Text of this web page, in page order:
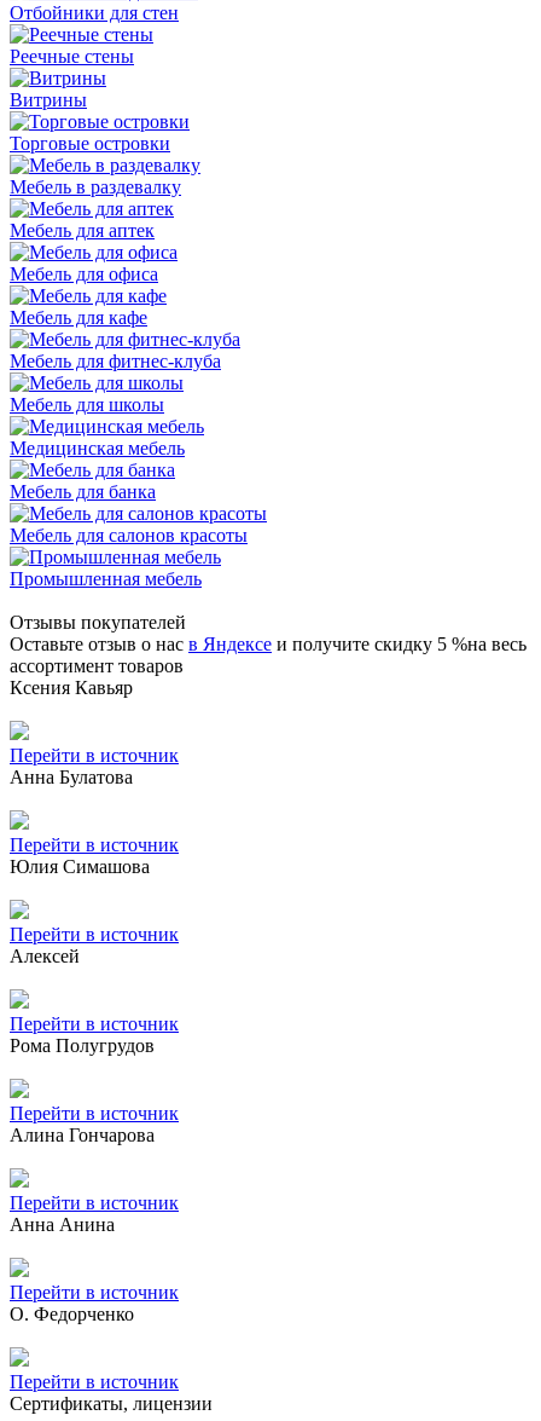
Отбойники для стен
Реечные стены
Витрины
Торговые островки
Мебель в раздевалку
Мебель для аптек
Мебель для офиса
Мебель для кафе
Мебель для фитнес-клуба
Мебель для школы
Медицинская мебель
Мебель для банка
Мебель для салонов красоты
Промышленная мебель
Отзывы покупателей
Оставьте отзыв о нас в Яндексе и получите скидку 5 %на весь
ассортимент товаров
Ксения Кавьяр
Перейти в источник
Анна Булатова
Перейти в источник
Юлия Симашова
Перейти в источник
Алексей
Перейти в источник
Рома Полугрудов
Перейти в источник
Алина Гончарова
Перейти в источник
Анна Анина
Перейти в источник
О. Федорченко
Перейти в источник
Сертификаты, лицензии